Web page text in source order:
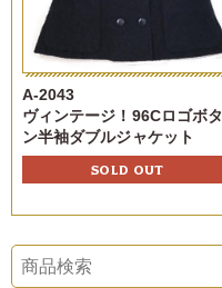
A-2043
ヴィンテージ！96Cロゴボタ
ン半袖ダブルジャケット
SOLD OUT